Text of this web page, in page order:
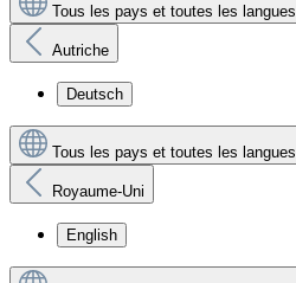
Tous les pays et toutes les langues
Autriche
Deutsch
Tous les pays et toutes les langues
Royaume-Uni
English